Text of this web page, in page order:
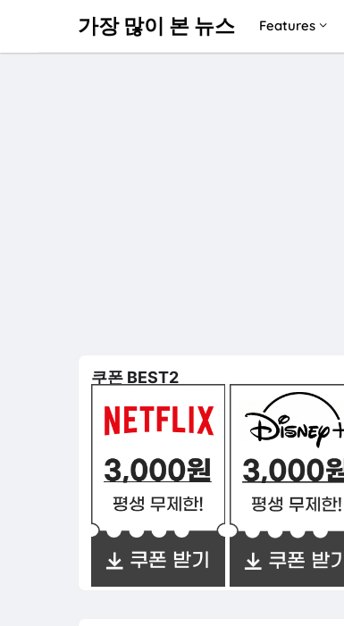
가장 많이 본 뉴스 Features
쿠폰 BEST2